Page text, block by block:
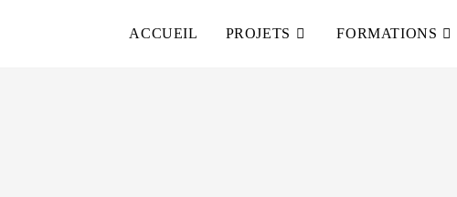
ACCUEIL PROJETS FORMATIONS